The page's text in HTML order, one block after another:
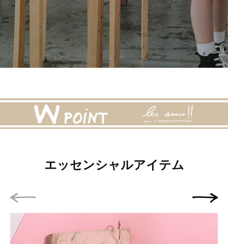
エッセンシャルアイテム
前の画像 次の画